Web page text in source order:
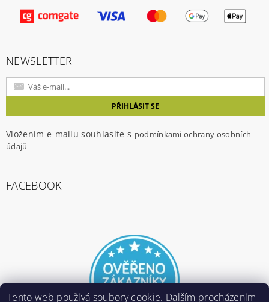
Vložením hodnocení souhlasíte spodmínkami
ochrany osobních údajů
NEWSLETTER
Vložením e-mailu souhlasíte s podmínkami ochrany osobních
údajů
FACEBOOK
Tento web používá soubory cookie. Dalším procházením